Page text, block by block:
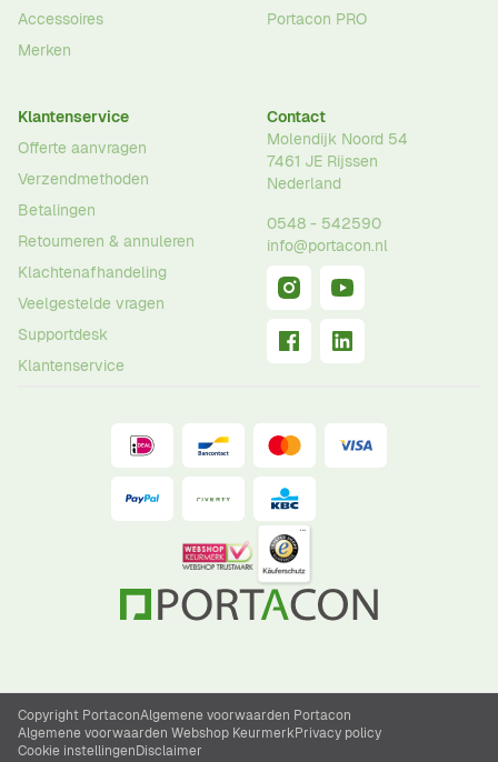
Accessoires
Merken
Portacon PRO
Klantenservice
Offerte aanvragen
Verzendmethoden
Betalingen
Retourneren & annuleren
Klachtenafhandeling
Veelgestelde vragen
Supportdesk
Klantenservice
Contact
Molendijk Noord 54
7461 JE Rijssen
Nederland
0548 - 542590
info@portacon.nl
Copyright PortaconAlgemene voorwaarden Portacon
Algemene voorwaarden Webshop KeurmerkPrivacy policy
Cookie instellingenDisclaimer